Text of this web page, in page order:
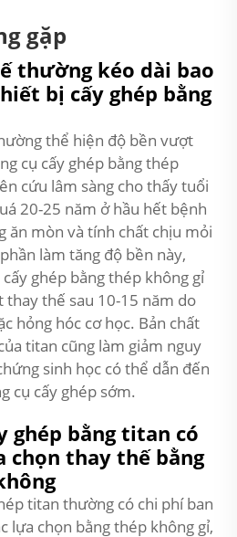
gặp
thường kéo dài bao
bị cấy ghép bằng
thể hiện độ bền vượt
cụ cấy ghép bằng thép
cứu lâm sàng cho thấy tuổi
20-25 năm ở hầu hết bệnh
ăn mòn và tính chất chịu mỏi
làm tăng độ bền này,
ghép bằng thép không gỉ
thay thế sau 10-15 năm do
hỏng hóc cơ học. Bản chất
titan cũng làm giảm nguy
sinh học có thể dẫn đến
cụ cấy ghép sớm.
ghép bằng titan có
chọn thay thế bằng
titan thường có chi phí ban
lựa chọn bằng thép không gỉ,